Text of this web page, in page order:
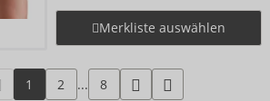
Merkliste auswählen
1 2 ... 8